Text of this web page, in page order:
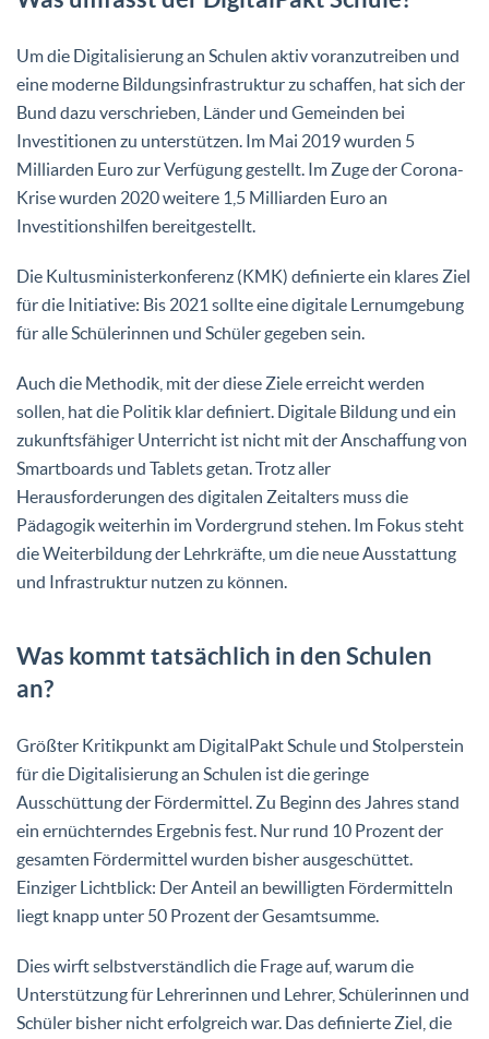
Um die Digitalisierung an Schulen aktiv voranzutreiben und
eine moderne Bildungsinfrastruktur zu schaffen, hat sich der
Bund dazu verschrieben, Länder und Gemeinden bei
Investitionen zu unterstützen. Im Mai 2019 wurden 5
Milliarden Euro zur Verfügung gestellt. Im Zuge der Corona-
Krise wurden 2020 weitere 1,5 Milliarden Euro an
Investitionshilfen bereitgestellt.
Die Kultusministerkonferenz (KMK) definierte ein klares Ziel
für die Initiative: Bis 2021 sollte eine digitale Lernumgebung
für alle Schülerinnen und Schüler gegeben sein.
Auch die Methodik, mit der diese Ziele erreicht werden
sollen, hat die Politik klar definiert. Digitale Bildung und ein
zukunftsfähiger Unterricht ist nicht mit der Anschaffung von
Smartboards und Tablets getan. Trotz aller
Herausforderungen des digitalen Zeitalters muss die
Pädagogik weiterhin im Vordergrund stehen. Im Fokus steht
die Weiterbildung der Lehrkräfte, um die neue Ausstattung
und Infrastruktur nutzen zu können.
Was kommt tatsächlich in den Schulen
an?
Größter Kritikpunkt am DigitalPakt Schule und Stolperstein
für die Digitalisierung an Schulen ist die geringe
Ausschüttung der Fördermittel. Zu Beginn des Jahres stand
ein ernüchterndes Ergebnis fest. Nur rund 10 Prozent der
gesamten Fördermittel wurden bisher ausgeschüttet.
Einziger Lichtblick: Der Anteil an bewilligten Fördermitteln
liegt knapp unter 50 Prozent der Gesamtsumme.
Dies wirft selbstverständlich die Frage auf, warum die
Unterstützung für Lehrerinnen und Lehrer, Schülerinnen und
Schüler bisher nicht erfolgreich war. Das definierte Ziel, die